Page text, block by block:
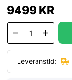
9499KR
Leveranstid: